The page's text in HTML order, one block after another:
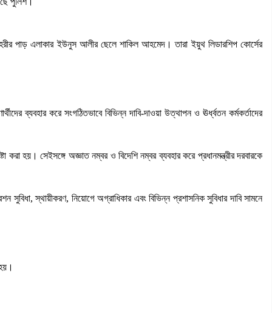
পাড় এলাকার ইউনুস আলীর ছেলে শাকিল আহমেদ। তারা ইয়ুথ লিডারশিপ কোর্সের
ব্যবহার করে সংগঠিতভাবে বিভিন্ন দাবি-দাওয়া উত্থাপন ও ঊর্ধ্বতন কর্মকর্তাদের
করা হয়। সেইসঙ্গে অজ্ঞাত নম্বর ও বিদেশি নম্বর ব্যবহার করে প্রধানমন্ত্রীর দরবারকে
স্থায়ীকরণ, নিয়োগে অগ্রাধিকার এবং বিভিন্ন প্রশাসনিক সুবিধার দাবি সামনে